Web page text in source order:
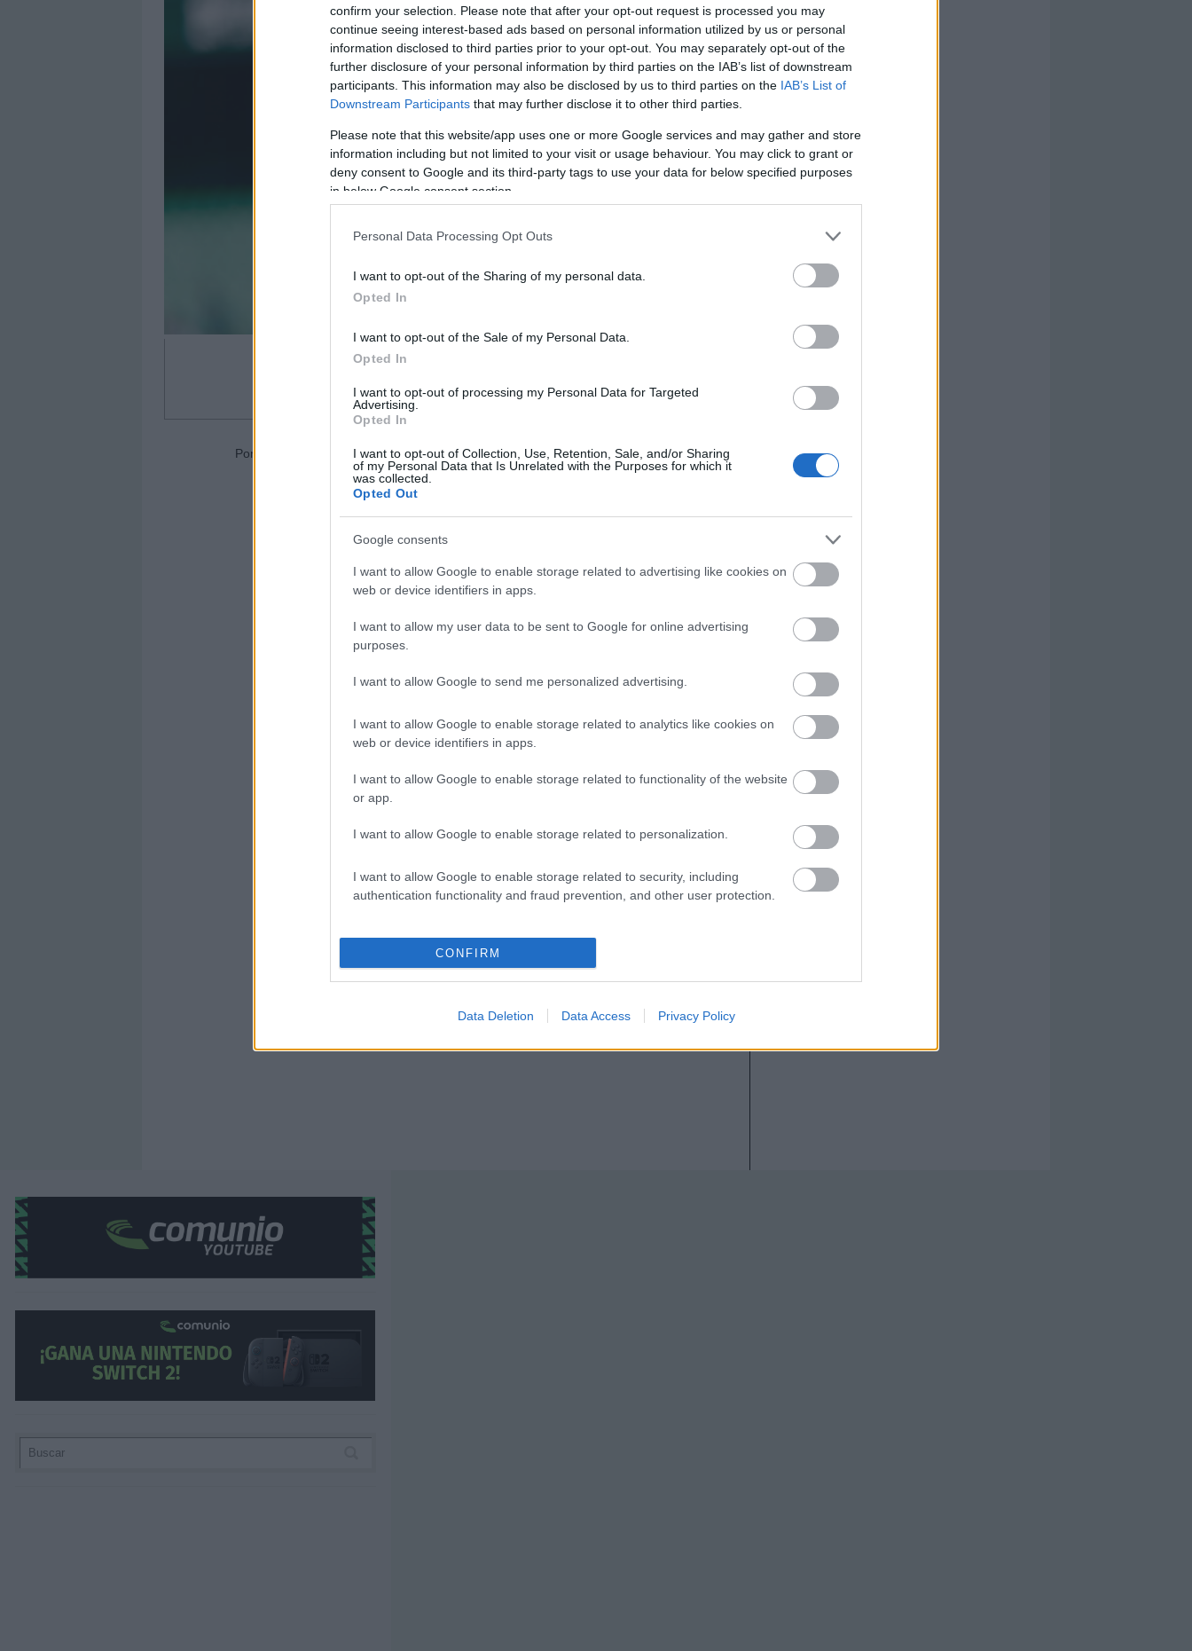
confirm your selection. Please note that after your opt-out request is processed you may
continue seeing interest-based ads based on personal information utilized by us or personal
information disclosed to third parties prior to your opt-out. You may separately opt-out of the
further disclosure of your personal information by third parties on the IAB’s list of downstream
participants. This information may also be disclosed by us to third parties on the IAB’s List of
Downstream Participants that may further disclose it to other third parties.
Please note that this website/app uses one or more Google services and may gather and store
information including but not limited to your visit or usage behaviour. You may click to grant or
deny consent to Google and its third-party tags to use your data for below specified purposes
in below Google consent section.
Personal Data Processing Opt Outs
I want to opt-out of the Sharing of my personal data.
Opted In
I want to opt-out of the Sale of my Personal Data.
Opted In
I want to opt-out of processing my Personal Data for Targeted
Advertising.
Opted In
I want to opt-out of Collection, Use, Retention, Sale, and/or Sharing
of my Personal Data that Is Unrelated with the Purposes for which it
was collected.
Opted Out
Google consents
I want to allow Google to enable storage related to advertising like cookies on
web or device identifiers in apps.
I want to allow my user data to be sent to Google for online advertising
purposes.
I want to allow Google to send me personalized advertising.
I want to allow Google to enable storage related to analytics like cookies on
web or device identifiers in apps.
I want to allow Google to enable storage related to functionality of the website
or app.
I want to allow Google to enable storage related to personalization.
I want to allow Google to enable storage related to security, including
authentication functionality and fraud prevention, and other user protection.
CONFIRM
Data Deletion Data Access Privacy Policy
Image 1 De 11
Portero: Paulo Gazzaniga (Girona) - 12 puntos | Foto: Imago / Shutterstock
Los resultados de la jornada
Athletic 4 – Celta 3 (Guruzeta x2, Sancet, Berenguer (pen.); Iago Aspas, Larsen, Bamba)
Rayo 1 – Girona 2 (Álvaro García; Dovbyk, Savio)
Granada 1 – Getafe 1 (Villar; Borja Mayoral)
Osasuna 1 – Las Palmas 1 (Budimir; Moleiro)
Real Madrid 5 – Valencia 1 (Rodrygo x2, Vinícius Jr. x2, Carvajal; Hugo Duro)
Barcelona 2 – Alavés 1 (Lewandowski x2; Samu Omorodion)
Sevilla 1 – Betis 1 (Rakitic; Ayoze)
¿Vender o mantener? Tres fiascos de la jornada 12